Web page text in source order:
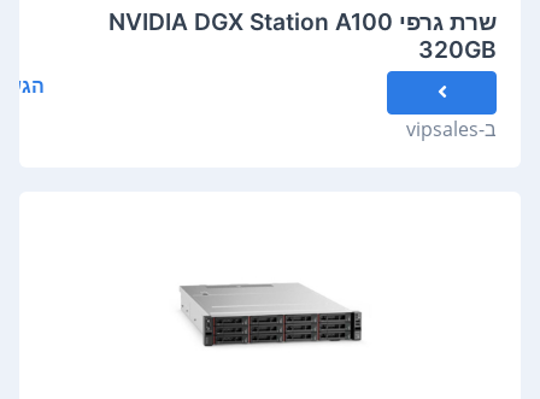
שרת גרפי NVIDIA DGX Station A100
320GB
ב-vipsales